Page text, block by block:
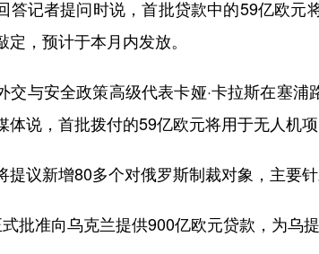
记者提问时说，首批贷款中的59亿欧元
定，预计于本月内发放。
与安全政策高级代表卡娅·卡拉斯在塞浦
体说，首批拨付的59亿欧元将用于无人机项
新增80多个对俄罗斯制裁对象，主要针
准向乌克兰提供900亿欧元贷款，为乌提